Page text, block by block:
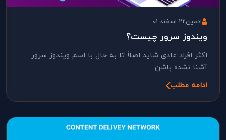
ادمین22 اسفند 01
ویندوز سرور چیست؟
اکثر افراد عادی شاید اصلاً تا به حال با اسم ویندوز سرور
آشنا نشده باشن...
ادامه مطلب